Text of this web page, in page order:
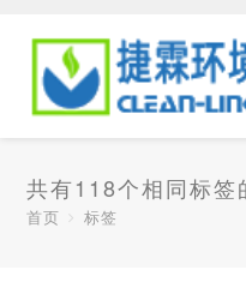
共有118个相同标签
首页 标签